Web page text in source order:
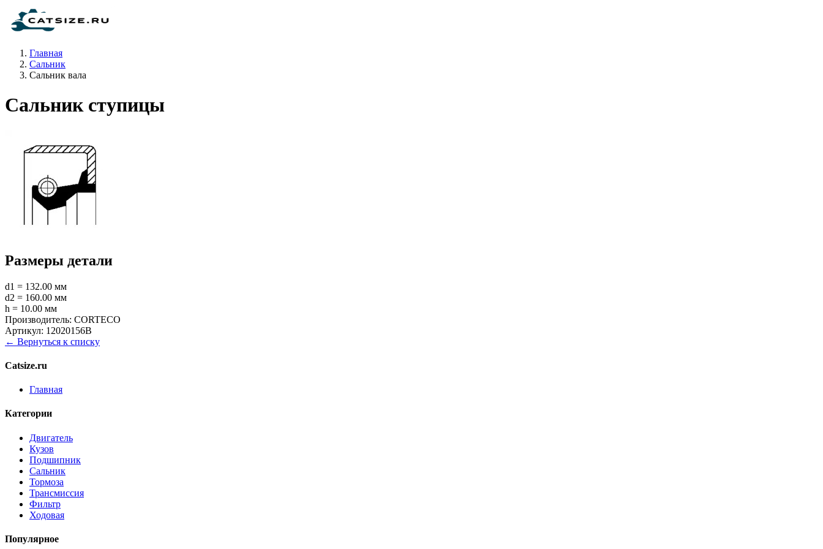
Главная
Сальник
Сальник вала
Сальник ступицы
Размеры детали
d1 = 132.00 мм
d2 = 160.00 мм
h = 10.00 мм
Производитель: CORTECO
Артикул: 12020156B
← Вернуться к списку
Catsize.ru
Главная
Категории
Двигатель
Кузов
Подшипник
Сальник
Тормоза
Трансмиссия
Фильтр
Ходовая
Популярное